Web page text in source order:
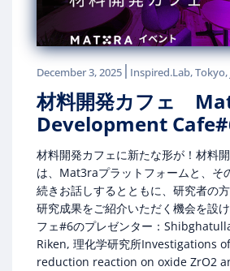
December 3, 2025 | Inspired.Lab, Tokyo,
材料開発カフェ
Development
材料開発カフェに新たな形が！材料
は、Mat3raプラットフォームと、そ
続きお話しするとともに、研究者の
研究成果をご紹介いただく機会を設
フェ#6のプレゼンター：
Riken, 理化学研究所Investigations
reduction reaction on oxide ZrO2